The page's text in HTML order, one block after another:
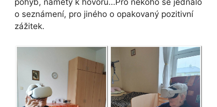
o seznámení, pro jiného o opakovaný pozitivní
zážitek.